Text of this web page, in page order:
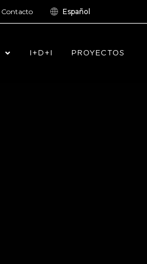
Contacto Español
I+D+I PROYECTOS